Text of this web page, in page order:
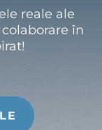
reale ale
în